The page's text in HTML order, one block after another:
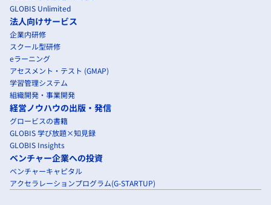
GLOBIS Unlimited
法人向けサービス
企業内研修
スクール型研修
eラーニング
アセスメント・テスト (GMAP)
学習管理システム
組織開発・事業開発
経営ノウハウの出版・発信
グロービスの書籍
GLOBIS 学び放題×知見録
GLOBIS Insights
ベンチャー企業への投資
ベンチャーキャピタル
アクセラレーションプログラム(G-STARTUP)